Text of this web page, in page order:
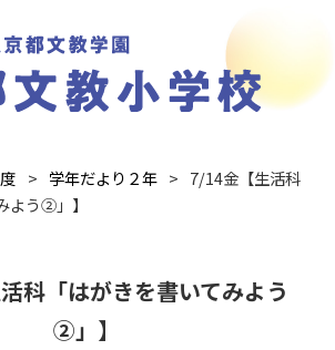
学年だより２年
7/14金【生活科
よう②」】
科「はがきを書いてみよう
②」】